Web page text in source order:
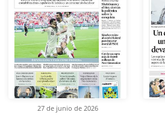
27 de junio de 2026